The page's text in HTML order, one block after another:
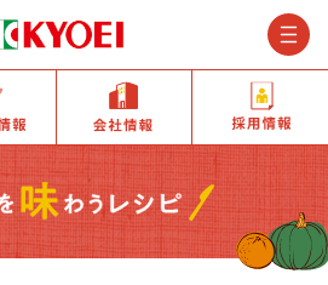
お得な情報 会社情報